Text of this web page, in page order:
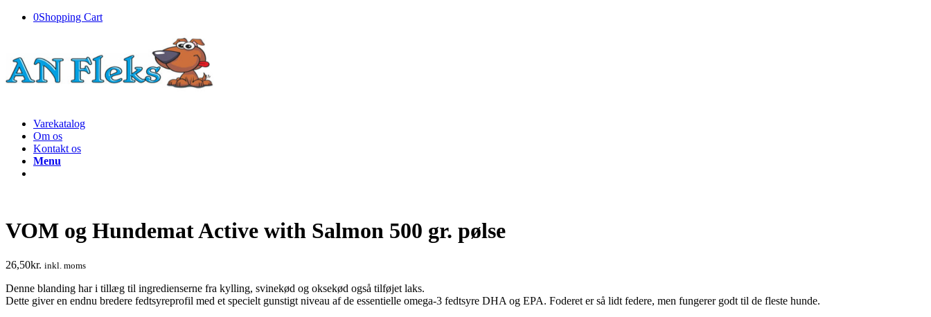
0Shopping Cart
Varekatalog
Om os
Kontakt os
Menu
VOM og Hundemat Active with Salmon 500 gr. pølse
26,50kr. inkl. moms
Denne blanding har i tillæg til ingredienserne fra kylling, svinekød og oksekød også tilføjet laks.
Dette giver en endnu bredere fedtsyreprofil med et specielt gunstigt niveau af de essentielle omega-3 fedtsyre DHA og EPA. Foderet er så lidt federe, men fungerer godt til de fleste hunde.